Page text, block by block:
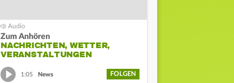
Zum Anhören
NACHRICHTEN, WETTER,
VERANSTALTUNGEN
1:05 News FOLGEN